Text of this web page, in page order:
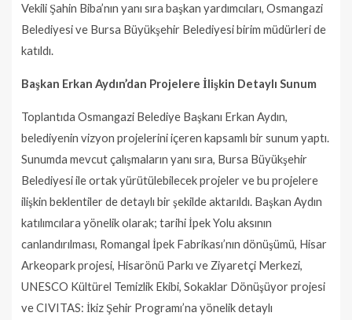
Vekili Şahin Biba’nın yanı sıra başkan yardımcıları, Osmangazi
Belediyesi ve Bursa Büyükşehir Belediyesi birim müdürleri de
katıldı.
Başkan Erkan Aydın’dan Projelere İlişkin Detaylı Sunum
Toplantıda Osmangazi Belediye Başkanı Erkan Aydın,
belediyenin vizyon projelerini içeren kapsamlı bir sunum yaptı.
Sunumda mevcut çalışmaların yanı sıra, Bursa Büyükşehir
Belediyesi ile ortak yürütülebilecek projeler ve bu projelere
ilişkin beklentiler de detaylı bir şekilde aktarıldı. Başkan Aydın
katılımcılara yönelik olarak; tarihi İpek Yolu aksının
canlandırılması, Romangal İpek Fabrikası’nın dönüşümü, Hisar
Arkeopark projesi, Hisarönü Parkı ve Ziyaretçi Merkezi,
UNESCO Kültürel Temizlik Ekibi, Sokaklar Dönüşüyor projesi
ve CIVITAS: İkiz Şehir Programı’na yönelik detaylı